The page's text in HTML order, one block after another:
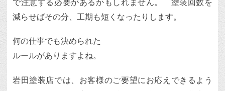
で注意する必要があるかもしれません。 塗装回数を
減らせばその分、工期も短くなったりします。
何の仕事でも決められた
ルールがありますよね。
岩田塗装店では、お客様のご要望にお応えできるよう